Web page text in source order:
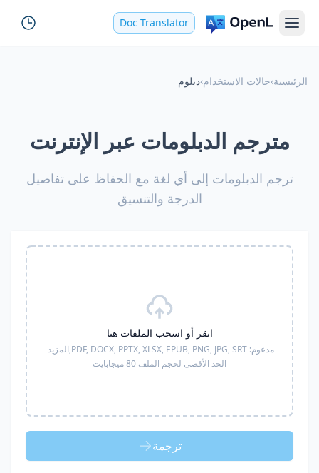
Doc Translator
الرئيسية›حالات الاستخدام›دبلوم
مترجم الدبلومات عبر الإنترنت
ترجم الدبلومات إلى أي لغة مع الحفاظ على تفاصيل
الدرجة والتنسيق
انقر أو اسحب الملفات هنا
مدعوم: PDF, DOCX, PPTX, XLSX, EPUB, PNG, JPG, SRT, المزيد
الحد الأقصى لحجم الملف 80 ميجابايت
ترجمة